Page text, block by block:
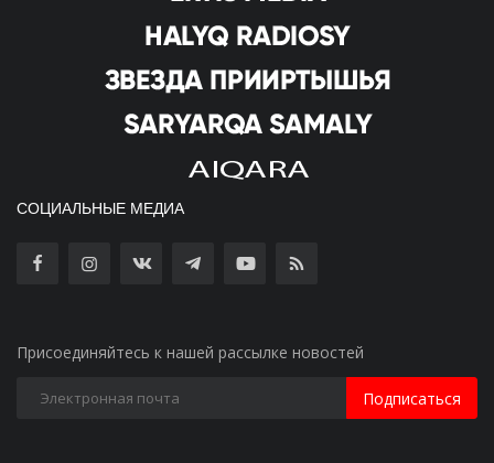
СОЦИАЛЬНЫЕ МЕДИА
Присоединяйтесь к нашей рассылке новостей
Подписаться